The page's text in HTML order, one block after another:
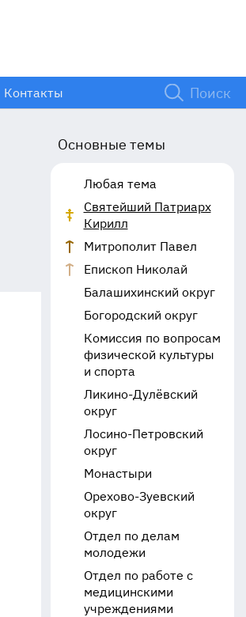
Контакты
Основные темы
Любая тема
Святейший Патриарх
Кирилл
Митрополит Павел
Епископ Николай
Балашихинский округ
Богородский округ
Комиссия по вопросам
физической культуры
и спорта
Ликино-Дулёвский
округ
Лосино-Петровский
округ
Монастыри
Орехово-Зуевский
округ
Отдел по делам
молодежи
Отдел по работе с
медицинскими
учреждениями